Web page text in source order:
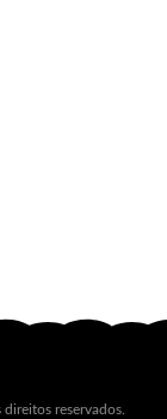
reservados.